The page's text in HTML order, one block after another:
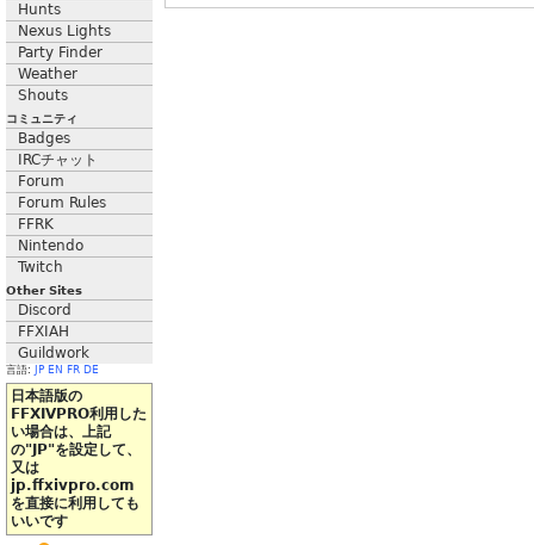
Hunts
Nexus Lights
Party Finder
Weather
Shouts
コミュニティ
Badges
IRCチャット
Forum
Forum Rules
FFRK
Nintendo
Twitch
Other Sites
Discord
FFXIAH
Guildwork
言語: JP EN FR DE
日本語版の
FFXIVPRO利用した
い場合は、上記
の"JP"を設定して、
又は
jp.ffxivpro.com
を直接に利用しても
いいです